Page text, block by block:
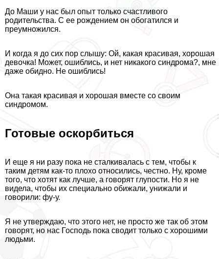
До Маши у нас был опыт только счастливого
родительства. С ее рождением он обогатился и
преумножился.
И когда я до сих пор слышу: Ой, какая красивая, хорошая
дeвoчка! Может, ошиблись, и нет никакого синдрома?, мне
даже обидно. Не ошиблись!
Она такая красивая и хорошая вместе со своим
синдромом.
Готовые оскорбиться
И еще я ни разу пока не сталкивалась с тем, чтобы к
таким детям как-то плохо относились, честно. Ну, кроме
того, что хотят как лучше, а говорят глупости. Но я не
видела, чтобы их специально обижали, унижали и
говорили: фу-у.
Я не утверждаю, что этого нет, не просто же так об этом
говорят, но нас Господь пока сводит только с хорошими
людьми.